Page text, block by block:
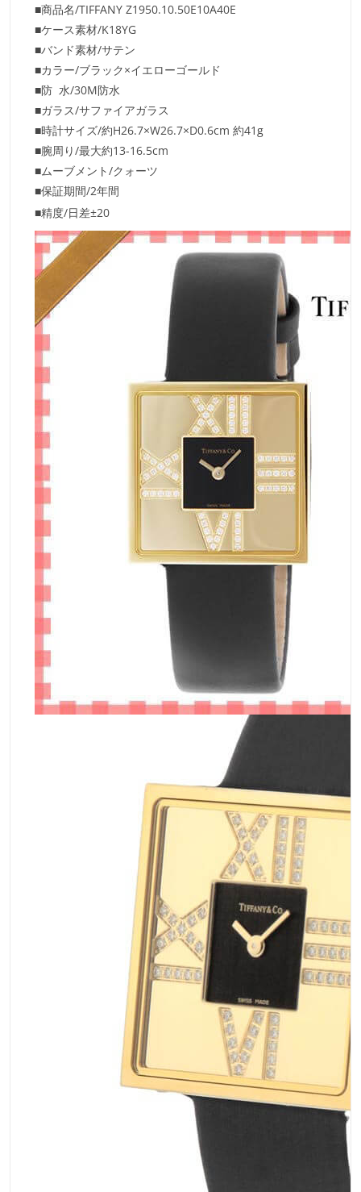
■商品名/TIFFANY Z1950.10.50E10A40E
■ケース素材/K18YG
■バンド素材/サテン
■カラー/ブラック×イエローゴールド
■防 水/30M防水
■ガラス/サファイアガラス
■時計サイズ/約H26.7×W26.7×D0.6cm 約41g
■腕周り/最大約13-16.5cm
■ムーブメント/クォーツ
■保証期間/2年間
■精度/日差±20